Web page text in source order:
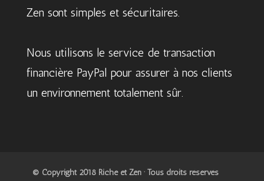
Zen sont simples et sécuritaires.
Nous utilisons le service de transaction
financière PayPal pour assurer à nos clients
un environnement totalement sûr.
© Copyright 2018 Riche et Zen · Tous droits réservés